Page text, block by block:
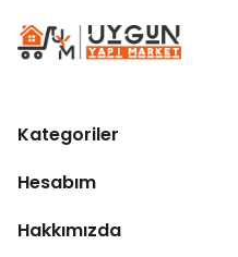
Kategoriler
Hesabım
Hakkımızda